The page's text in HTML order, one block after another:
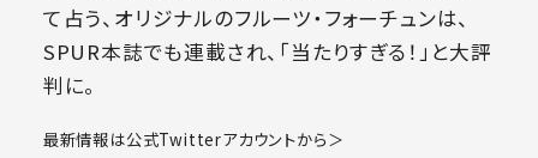
て占う、オリジナルのフルーツ・フォーチュンは、
SPUR本誌でも連載され、「当たりすぎる！」と大評
判に。
​最新情報は公式Twitterアカウントから＞